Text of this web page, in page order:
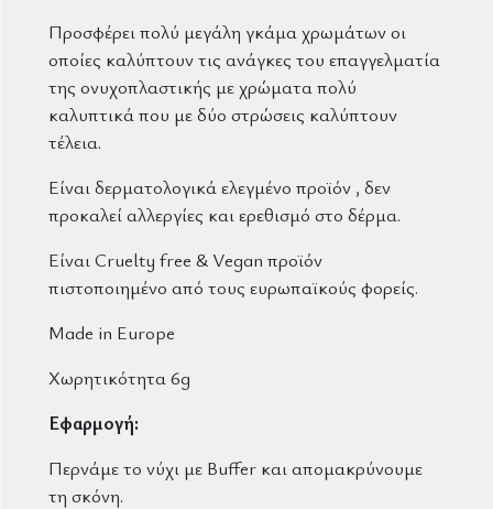
Προσφέρει πολύ μεγάλη γκάμα χρωμάτων οι
οποίες καλύπτουν τις ανάγκες του επαγγελματία
της ονυχοπλαστικής με χρώματα πολύ
καλυπτικά που με δύο στρώσεις καλύπτουν
τέλεια.
Είναι δερματολογικά ελεγμένο προϊόν , δεν
προκαλεί αλλεργίες και ερεθισμό στο δέρμα.
Είναι Cruelty free & Vegan προϊόν
πιστοποιημένο από τους ευρωπαϊκούς φορείς.
Made in Europe
Χωρητικότητα 6g
Εφαρμογή:
Περνάμε το νύχι με Buffer και απομακρύνουμε
τη σκόνη.